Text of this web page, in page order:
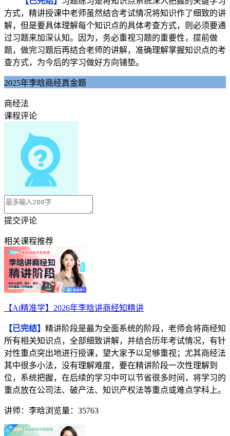
方式，精讲授课中老师虽然结合考试情况将知识作了细致的讲
解，但是要具体理解每个知识点的具体考查方式，则必须要通
过习题来加深认知。因为，务必重视习题的重要性，提前做
题，做完习题后再结合老师的讲解，准确理解掌握知识点的考
查方式，为今后的学习做好方向铺垫。
2025年李晗商经真金题
商经法
课程评论
提交评论
相关课程推荐
【Ai精准学】2026年李晗讲商经知精讲
【已完结】 精讲阶段是最为全面系统的阶段，老师会将商经知
所有相关知识点，全部细致讲解，并结合历年考试情况，有针
对性重点突出地进行授课，望大家予以足够重视；尤其商经法
其中很多小法，没有理解难度，要在精讲阶段一次性理解到
位，系统把握，在后续的学习中可以节省很多时间，将学习的
重点放在公司法、破产法、知识产权法等重点或难点学科上。
讲师：李晗浏览量：35763